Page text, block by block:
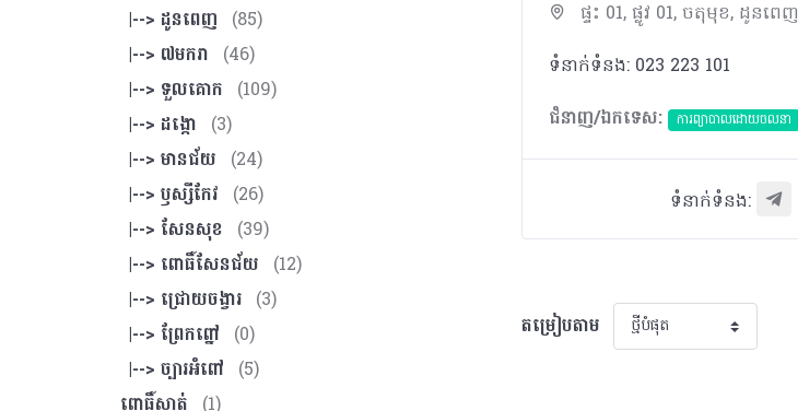
|--> ដូនពេញ
(85)
|--> ៧មករា
(46)
|--> ទួលគោក
(109)
|--> ដង្កោ
(3)
|--> មានជ័យ
(24)
|--> ឫស្សីកែវ
(26)
|--> សែនសុខ
(39)
|--> ពោធិ៍សែនជ័យ
(12)
|--> ជ្រោយចង្វារ (3)
|--> ព្រែកព្នៅ
(0)
|--> ច្បារអំពៅ
(5)
ពោធិ៍សាត់
(1)
ផ្ទះ 01, ផ្លូវ 01, ចតុមុខ, ដូនពេញ
ទំនាក់ទំនង: 023 223 101
ជំនាញ/ឯកទេស:
ការព្យាបាលដោយ​ចលនា
ទំនាក់ទំនង:
តម្រៀបតាម